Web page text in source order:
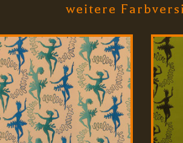
weitere